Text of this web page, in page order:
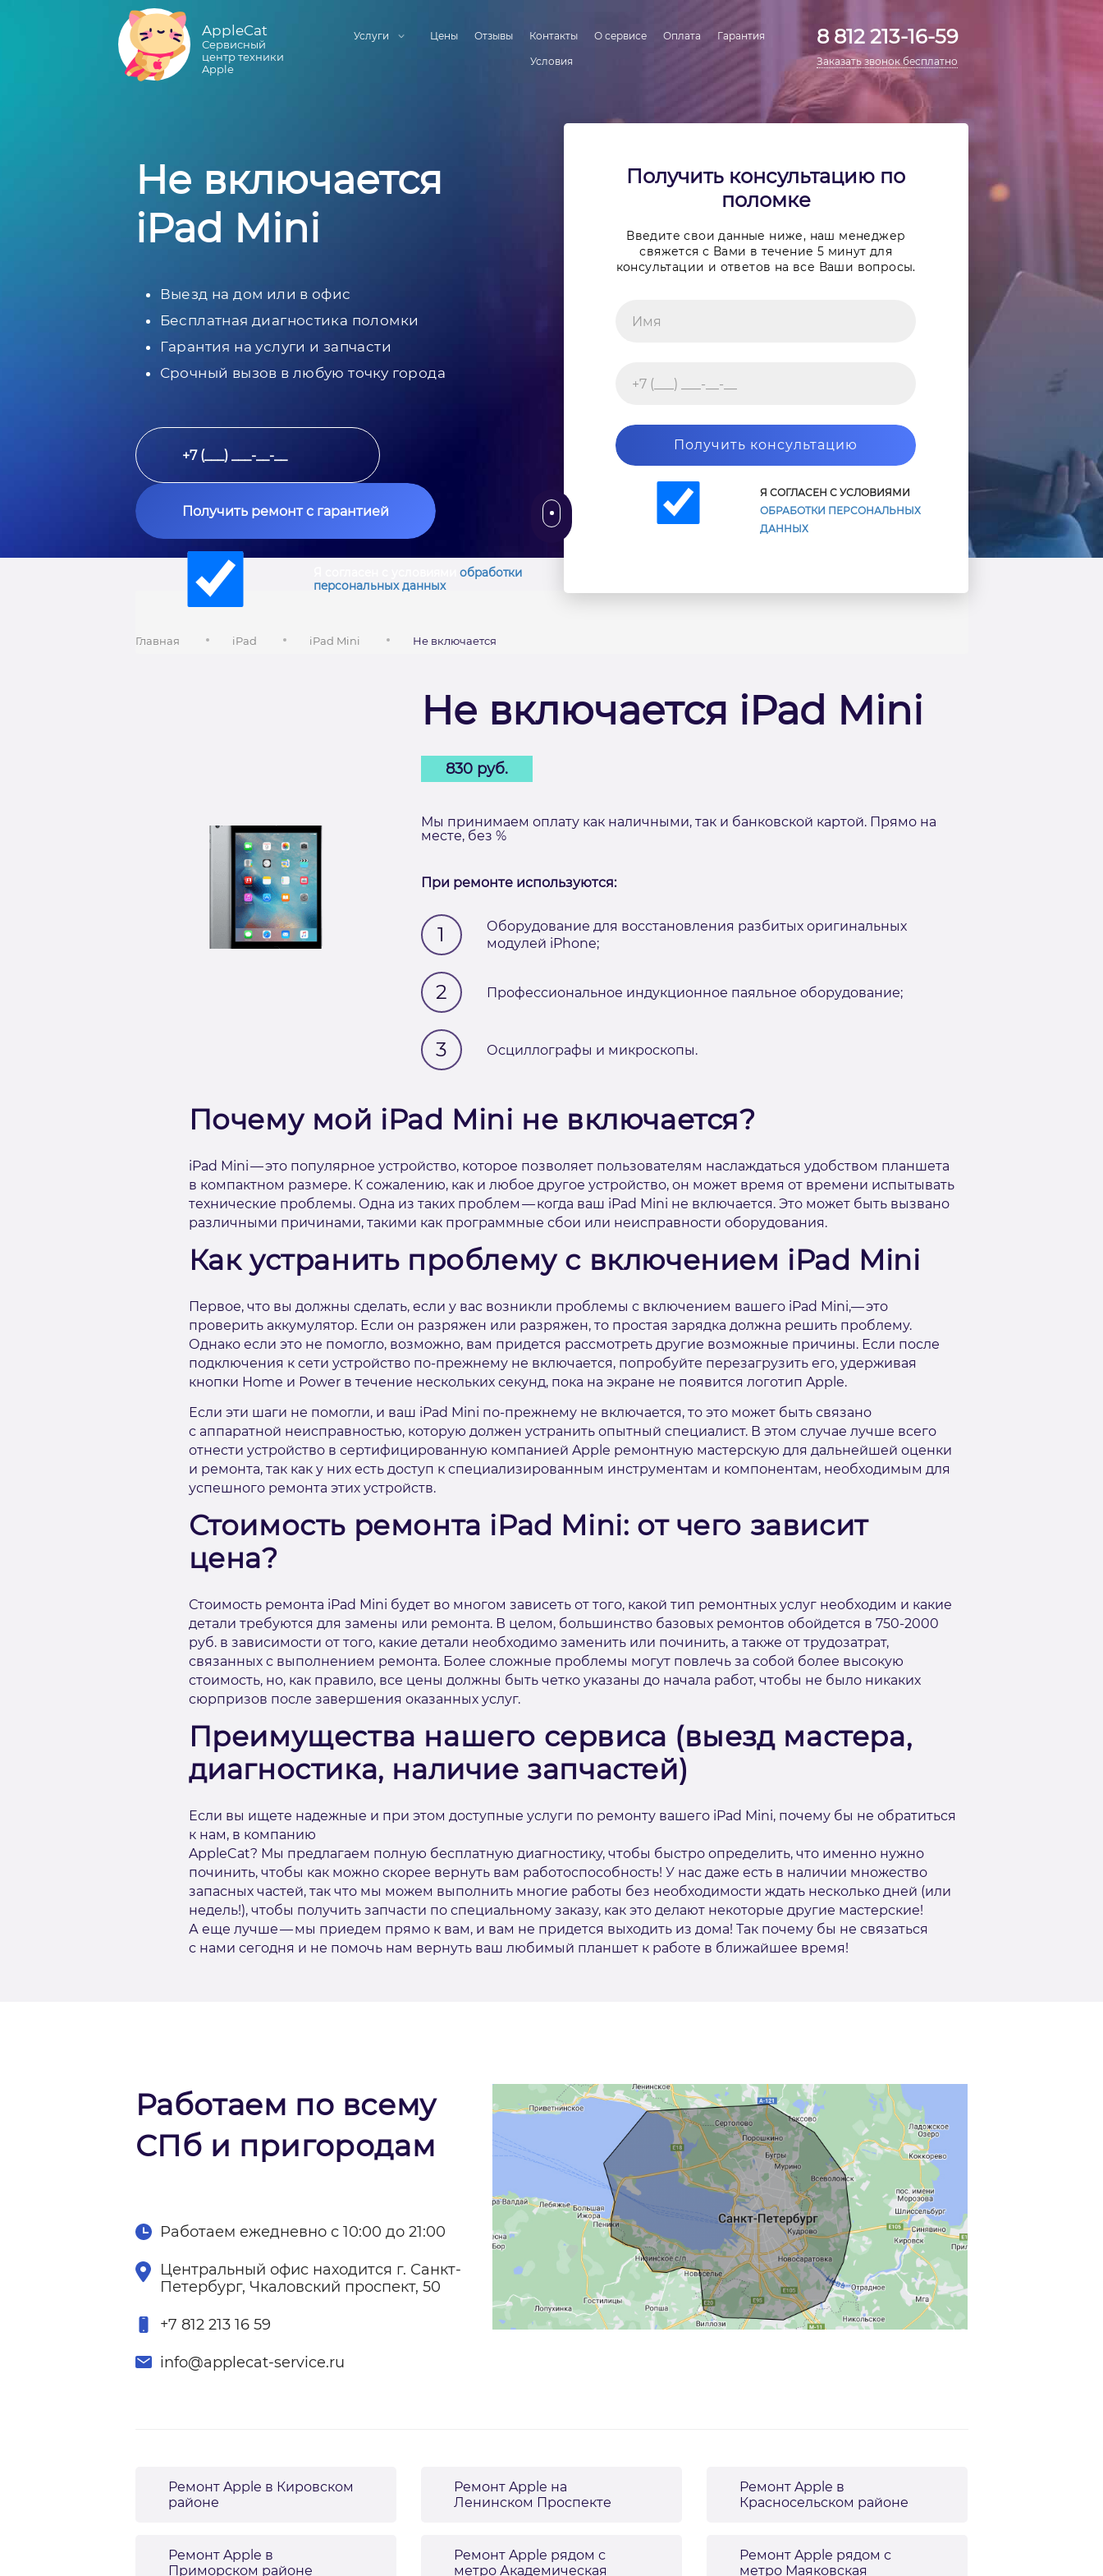
AppleCat
Сервисный
центр техники
Apple
Услуги Цены Отзывы Контакты О сервисе Оплата Гарантия
Условия
8 812 213-16-59
Заказать звонок бесплатно
Не включается
iPad Mini
Выезд на дом или в офис
Бесплатная диагностика поломки
Гарантия на услуги и запчасти
Срочный вызов в любую точку города
Получить ремонт с гарантией
Я согласен с условиямиобработки
персональных данных
Получить консультацию по
поломке
Введите свои данные ниже, наш менеджер
свяжется с Вами в течение 5 минут для
консультации и ответов на все Ваши вопросы.
Получить консультацию
Я СОГЛАСЕН С УСЛОВИЯМИ
ОБРАБОТКИ ПЕРСОНАЛЬНЫХ
ДАННЫХ
Главная iPad iPad Mini Не включается
Не включается iPad Mini
830 руб.
Мы принимаем оплату как наличными, так и банковской картой. Прямо на
месте, без %
При ремонте используются:
1
Оборудование для восстановления разбитых оригинальных
модулей iPhone;
2 Профессиональное индукционное паяльное оборудование;
3 Осциллографы и микроскопы.
Почему мой iPad Mini не включается?
iPad Mini — это популярное устройство, которое позволяет пользователям наслаждаться удобством планшета
в компактном размере. К сожалению, как и любое другое устройство, он может время от времени испытывать
технические проблемы. Одна из таких проблем — когда ваш iPad Mini не включается. Это может быть вызвано
различными причинами, такими как программные сбои или неисправности оборудования.
Как устранить проблему с включением iPad Mini
Первое, что вы должны сделать, если у вас возникли проблемы с включением вашего iPad Mini,— это
проверить аккумулятор. Если он разряжен или разряжен, то простая зарядка должна решить проблему.
Однако если это не помогло, возможно, вам придется рассмотреть другие возможные причины. Если после
подключения к сети устройство по-прежнему не включается, попробуйте перезагрузить его, удерживая
кнопки Home и Power в течение нескольких секунд, пока на экране не появится логотип Apple.
Если эти шаги не помогли, и ваш iPad Mini по-прежнему не включается, то это может быть связано
с аппаратной неисправностью, которую должен устранить опытный специалист. В этом случае лучше всего
отнести устройство в сертифицированную компанией Apple ремонтную мастерскую для дальнейшей оценки
и ремонта, так как у них есть доступ к специализированным инструментам и компонентам, необходимым для
успешного ремонта этих устройств.
Стоимость ремонта iPad Mini: от чего зависит
цена?
Стоимость ремонта iPad Mini будет во многом зависеть от того, какой тип ремонтных услуг необходим и какие
детали требуются для замены или ремонта. В целом, большинство базовых ремонтов обойдется в 750-2000
руб. в зависимости от того, какие детали необходимо заменить или починить, а также от трудозатрат,
связанных с выполнением ремонта. Более сложные проблемы могут повлечь за собой более высокую
стоимость, но, как правило, все цены должны быть четко указаны до начала работ, чтобы не было никаких
сюрпризов после завершения оказанных услуг.
Преимущества нашего сервиса (выезд мастера,
диагностика, наличие запчастей)
Если вы ищете надежные и при этом доступные услуги по ремонту вашего iPad Mini, почему бы не обратиться
к нам, в компанию
AppleCat? Мы предлагаем полную бесплатную диагностику, чтобы быстро определить, что именно нужно
починить, чтобы как можно скорее вернуть вам работоспособность! У нас даже есть в наличии множество
запасных частей, так что мы можем выполнить многие работы без необходимости ждать несколько дней (или
недель!), чтобы получить запчасти по специальному заказу, как это делают некоторые другие мастерские!
А еще лучше — мы приедем прямо к вам, и вам не придется выходить из дома! Так почему бы не связаться
с нами сегодня и не помочь нам вернуть ваш любимый планшет к работе в ближайшее время!
Работаем по всему
СПб и пригородам
Работаем ежедневно с 10:00 до 21:00
Центральный офис находится г. Санкт-
Петербург, Чкаловский проспект, 50
+7 812 213 16 59
info@applecat-service.ru
Ремонт Apple в Кировском
районе
Ремонт Apple на
Ленинском Проспекте
Ремонт Apple в
Красносельском районе
Ремонт Apple в
Приморском районе
Ремонт Apple рядом с
метро Академическая
Ремонт Apple рядом с
метро Маяковская